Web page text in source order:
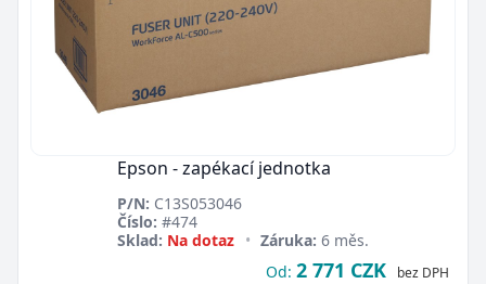
Epson - zapékací jednotka
P/N: C13S053046
Číslo: #474
Sklad: Na dotaz • Záruka: 6 měs.
Od: 2 771 CZK bez DPH